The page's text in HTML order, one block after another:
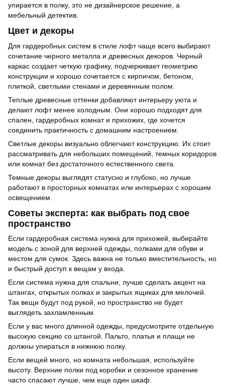
упирается в полку, это не дизайнерское решение, а
мебельный детектив.
Цвет и декоры
Для гардеробных систем в стиле лофт чаще всего выбирают
сочетание черного металла и древесных декоров. Черный
каркас создает четкую графику, подчеркивает геометрию
конструкции и хорошо сочетается с кирпичом, бетоном,
плиткой, светлыми стенами и деревянным полом.
Теплые древесные оттенки добавляют интерьеру уюта и
делают лофт менее холодным. Они хорошо подходят для
спален, гардеробных комнат и прихожих, где хочется
соединить практичность с домашним настроением.
Светлые декоры визуально облегчают конструкцию. Их стоит
рассматривать для небольших помещений, темных коридоров
или комнат без достаточного естественного света.
Темные декоры выглядят статусно и глубоко, но лучше
работают в просторных комнатах или интерьерах с хорошим
освещением.
Советы эксперта: как выбрать под свое
пространство
Если гардеробная система нужна для прихожей, выбирайте
модель с зоной для верхней одежды, полками для обуви и
местом для сумок. Здесь важна не только вместительность, но
и быстрый доступ к вещам у входа.
Если система нужна для спальни, лучше сделать акцент на
штангах, открытых полках и закрытых ящиках для мелочей.
Так вещи будут под рукой, но пространство не будет
выглядеть захламленным.
Если у вас много длинной одежды, предусмотрите отдельную
высокую секцию со штангой. Пальто, платья и плащи не
должны упираться в нижнюю полку.
Если вещей много, но комната небольшая, используйте
высоту. Верхние полки под коробки и сезонное хранение
часто спасают лучше, чем еще один шкаф.